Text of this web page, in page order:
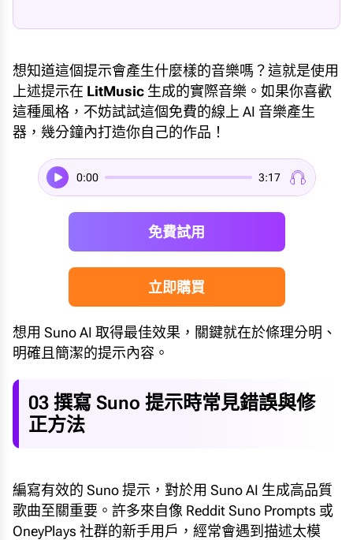
想知道這個提示會產生什麼樣的音樂嗎？這就是使用
上述提示在 LitMusic 生成的實際音樂。如果你喜歡
這種風格，不妨試試這個免費的線上 AI 音樂產生
器，幾分鐘內打造你自己的作品！
0:00 3:17
免費試用
立即購買
想用 Suno AI 取得最佳效果，關鍵就在於條理分明、
明確且簡潔的提示內容。
03 撰寫 Suno 提示時常見錯誤與修
正方法
編寫有效的 Suno 提示，對於用 Suno AI 生成高品質
歌曲至關重要。許多來自像 Reddit Suno Prompts 或
OneyPlays 社群的新手用戶，經常會遇到描述太模